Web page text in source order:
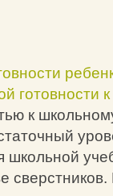
готовности
к
школьной